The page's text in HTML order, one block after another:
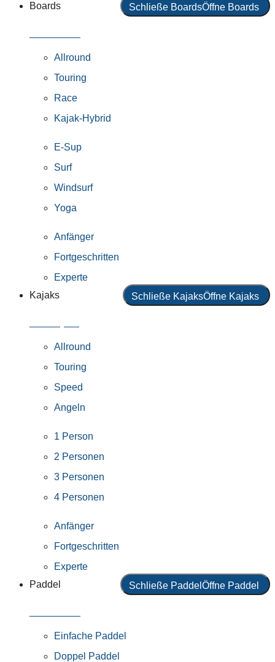
Boards Schließe BoardsÖffne Boards
Allround
Touring
Race
Kajak-Hybrid
E-Sup
Surf
Windsurf
Yoga
Anfänger
Fortgeschritten
Experte
Kajaks
Schließe KajaksÖffne Kajaks
Allround
Touring
Speed
Angeln
1 Person
2 Personen
3 Personen
4 Personen
Anfänger
Fortgeschritten
Experte
Paddel
Schließe Paddel Öffne Paddel
Einfache Paddel
Doppel Paddel